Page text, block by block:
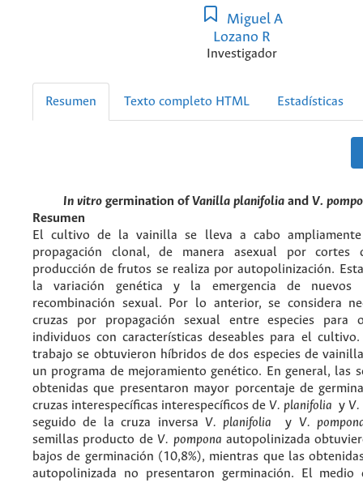
Miguel A
Lozano R
Investigador
Resumen Texto completo HTML Estadísticas
In vitrogermination ofVanilla planifolia and V.
Resumen
El cultivo de la vainilla se lleva a cabo
propagación clonal, de manera asexual por
producción de frutos se realiza por autopolinización.
la variación genética y la emergencia de nuevos
recombinación sexual. Por lo anterior, se considera
cruzas por propagación sexual entre especies para
individuos con características deseables para el
trabajo se obtuvieron híbridos de dos especies de
un programa de mejoramiento genético. En general, las
obtenidas que presentaron mayor porcentaje de
cruzas interespecíficas interespecíficos de V. planifolia y V.
seguido de la cruza inversa V. planifolia y V.
semillas producto deV. pompona autopolinizada
bajos de germinación (10,8%), mientras que las
autopolinizada no presentaron germinación. El